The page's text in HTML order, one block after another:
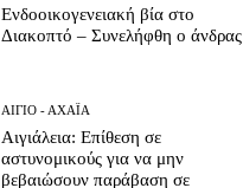
Ενδοοικογενειακή βία στο
Διακοπτό – Συνελήφθη ο άνδρας
ΑΊΓΙΟ - ΑΧΑΪ́Α
Αιγιάλεια: Επίθεση σε
αστυνομικούς για να μην
βεβαιώσουν παράβαση σε